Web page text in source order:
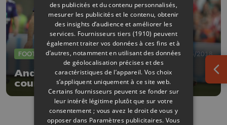
FOOTBALL 10/05/2018
Anderlecht - Standard pour la
course au titre ?
des publicités et du contenu personnalisés,
mesurer les publicités et le contenu, obtenir
des insights d’audience et améliorer les
services. Fournisseurs tiers (1910) peuvent
également traiter vos données à ces fins et à
d’autres, notamment en utilisant des données
de géolocalisation précises et des
caractéristiques de l’appareil. Vos choix
s’appliquent uniquement à ce site web.
Certains fournisseurs peuvent se fonder sur
leur intérêt légitime plutôt que sur votre
consentement ; vous avez le droit de vous y
opposer dans Paramètres publicitaires. Vous